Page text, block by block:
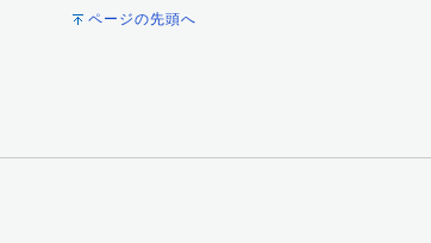
ページの先頭へ